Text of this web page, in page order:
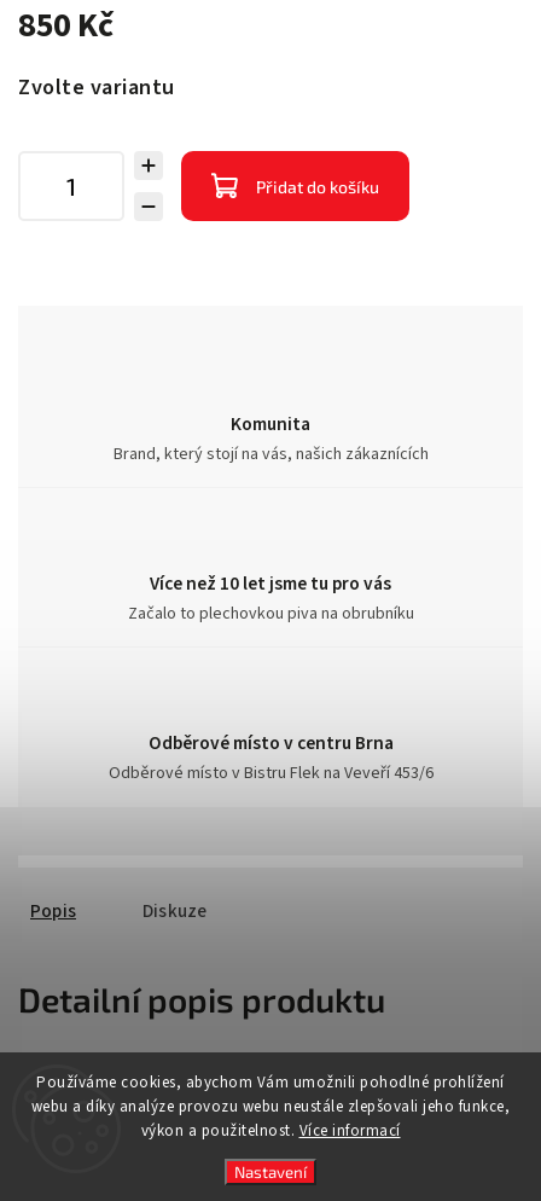
Používáme cookies, abychom Vám umožnili pohodlné prohlížení
webu a díky analýze provozu webu neustále zlepšovali jeho funkce,
výkon a použitelnost. Více informací
Nastavení
850 Kč
Zvolte variantu
Přidat do košíku
Komunita
Brand, který stojí na vás, našich zákaznících
Více než 10 let jsme tu pro vás
Začalo to plechovkou piva na obrubníku
Odběrové místo v centru Brna
Odběrové místo v Bistru Flek na Veveří 453/6
Popis Diskuze
Detailní popis produktu